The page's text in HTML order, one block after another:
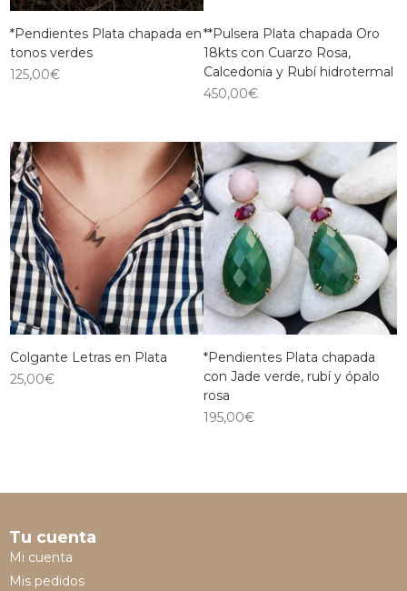
*Pendientes Plata chapada en
tonos verdes
125,00€
**Pulsera Plata chapada Oro
18kts con Cuarzo Rosa,
Calcedonia y Rubí hidrotermal
450,00€
Colgante Letras en Plata
25,00€
*Pendientes Plata chapada
con Jade verde, rubí y ópalo
rosa
195,00€
Tu cuenta
Mi cuenta
Mis pedidos